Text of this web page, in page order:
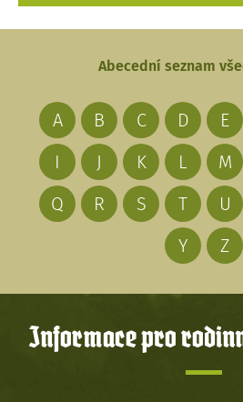
Abecední seznam
A B C D E
I
J K L M
Q
R S T U
Y
Z
Informace pro